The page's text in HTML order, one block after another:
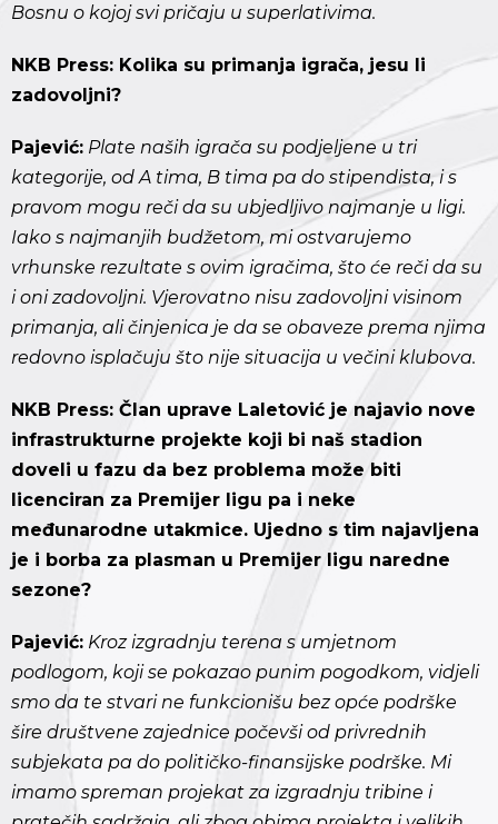
Bosnu o kojoj svi pričaju u superlativima.
NKB Press: Kolika su primanja igrača, jesu li
zadovoljni?
Pajević: Plate naših igrača su podjeljene u tri
kategorije, od A tima, B tima pa do stipendista, i s
pravom mogu reči da su ubjedljivo najmanje u ligi.
Iako s najmanjih budžetom, mi ostvarujemo
vrhunske rezultate s ovim igračima, što će reči da su
i oni zadovoljni. Vjerovatno nisu zadovoljni visinom
primanja, ali činjenica je da se obaveze prema njima
redovno isplačuju što nije situacija u večini klubova.
NKB Press: Član uprave Laletović je najavio nove
infrastrukturne projekte koji bi naš stadion
doveli u fazu da bez problema može biti
licenciran za Premijer ligu pa i neke
međunarodne utakmice. Ujedno s tim najavljena
je i borba za plasman u Premijer ligu naredne
sezone?
Pajević: Kroz izgradnju terena s umjetnom
podlogom, koji se pokazao punim pogodkom, vidjeli
smo da te stvari ne funkcionišu bez opće podrške
šire društvene zajednice počevši od privrednih
subjekata pa do političko-finansijske podrške. Mi
imamo spreman projekat za izgradnju tribine i